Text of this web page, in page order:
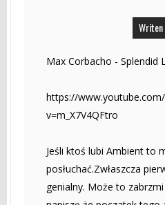
Writen
Max Corbacho - Splendid
https://
v=m_X7V4QFtro
Jeśli ktoś lubi Ambient to
posłuchać.Zwłaszcza
genialny. Może to